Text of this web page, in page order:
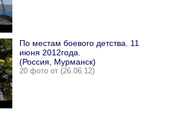
По местам боевого детства. 11
июня 2012года.
(Россия, Мурманск)
20 фото от (26.06.12)